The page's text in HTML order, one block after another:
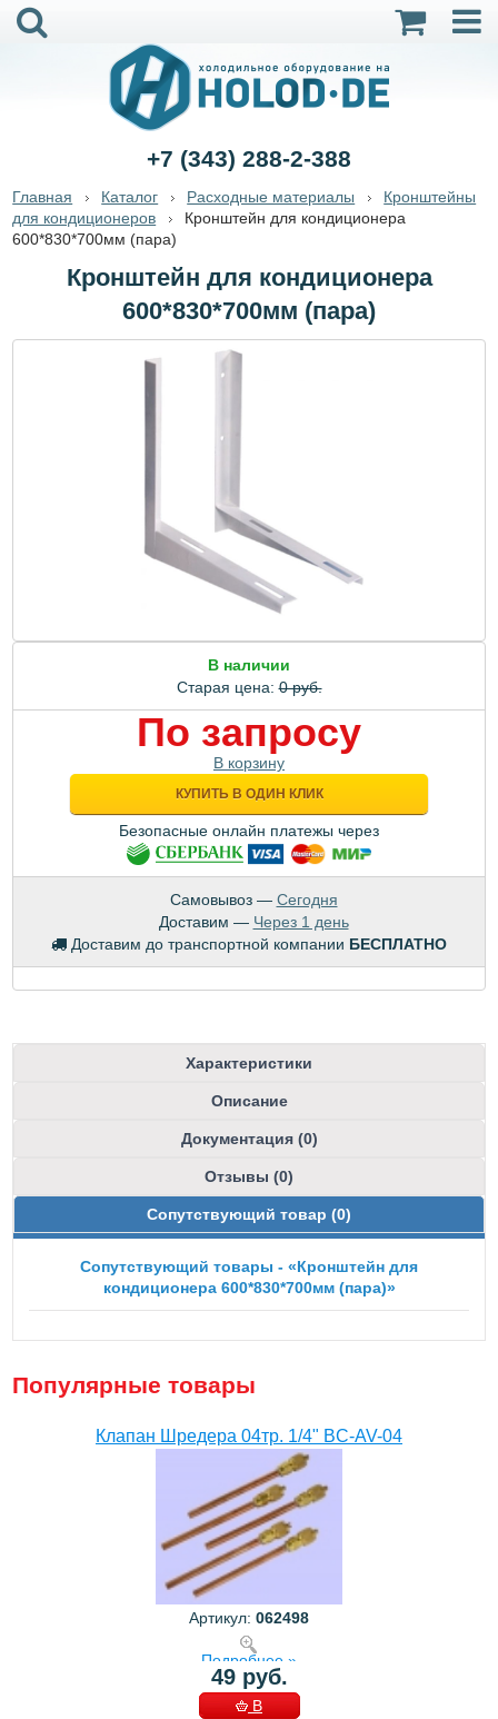
+7 (343) 288-2-388
Главная Каталог Расходные материалы
Кронштейны
для кондиционеров
Кронштейн для кондиционера
600*830*700мм (пара)
Кронштейн для кондиционера
600*830*700мм (пара)
В наличии
Старая цена:0 руб.
По запросу
В корзину
КУПИТЬ В ОДИН КЛИК
Безопасные онлайн платежы через
Самовывоз — Сегодня
Доставим — Через 1 день
Доставим до транспортной компании БЕСПЛАТНО
Характеристики
Описание
Документация (0)
Отзывы (0)
Сопутствующий товар (0)
Сопутствующий товары - «Кронштейн для
кондиционера 600*830*700мм (пара)»
Популярные товары
Клапан Шредера 04тр. 1/4" BC-AV-04
Артикул: 062498
Подробнее »
49 руб.
В